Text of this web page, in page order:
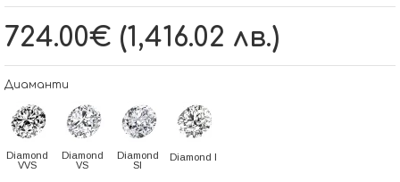
724.00€ (1,416.02 лв.)
Диаманти
Diamond
VVS
Diamond
VS
Diamond
SI
Diamond I